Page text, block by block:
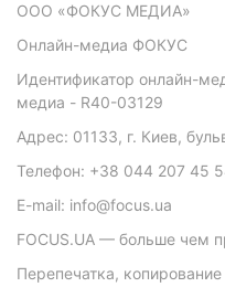
ООО «ФОКУС МЕДИА»
Онлайн-медиа ФОКУС
Идентификатор онлайн-
медиа - R40-03129
Адрес: 01133, г. Киев,
Телефон: +38 044 207 45
E-mail: info@focus.ua
FOCUS.UA — больше чем
Перепечатка,